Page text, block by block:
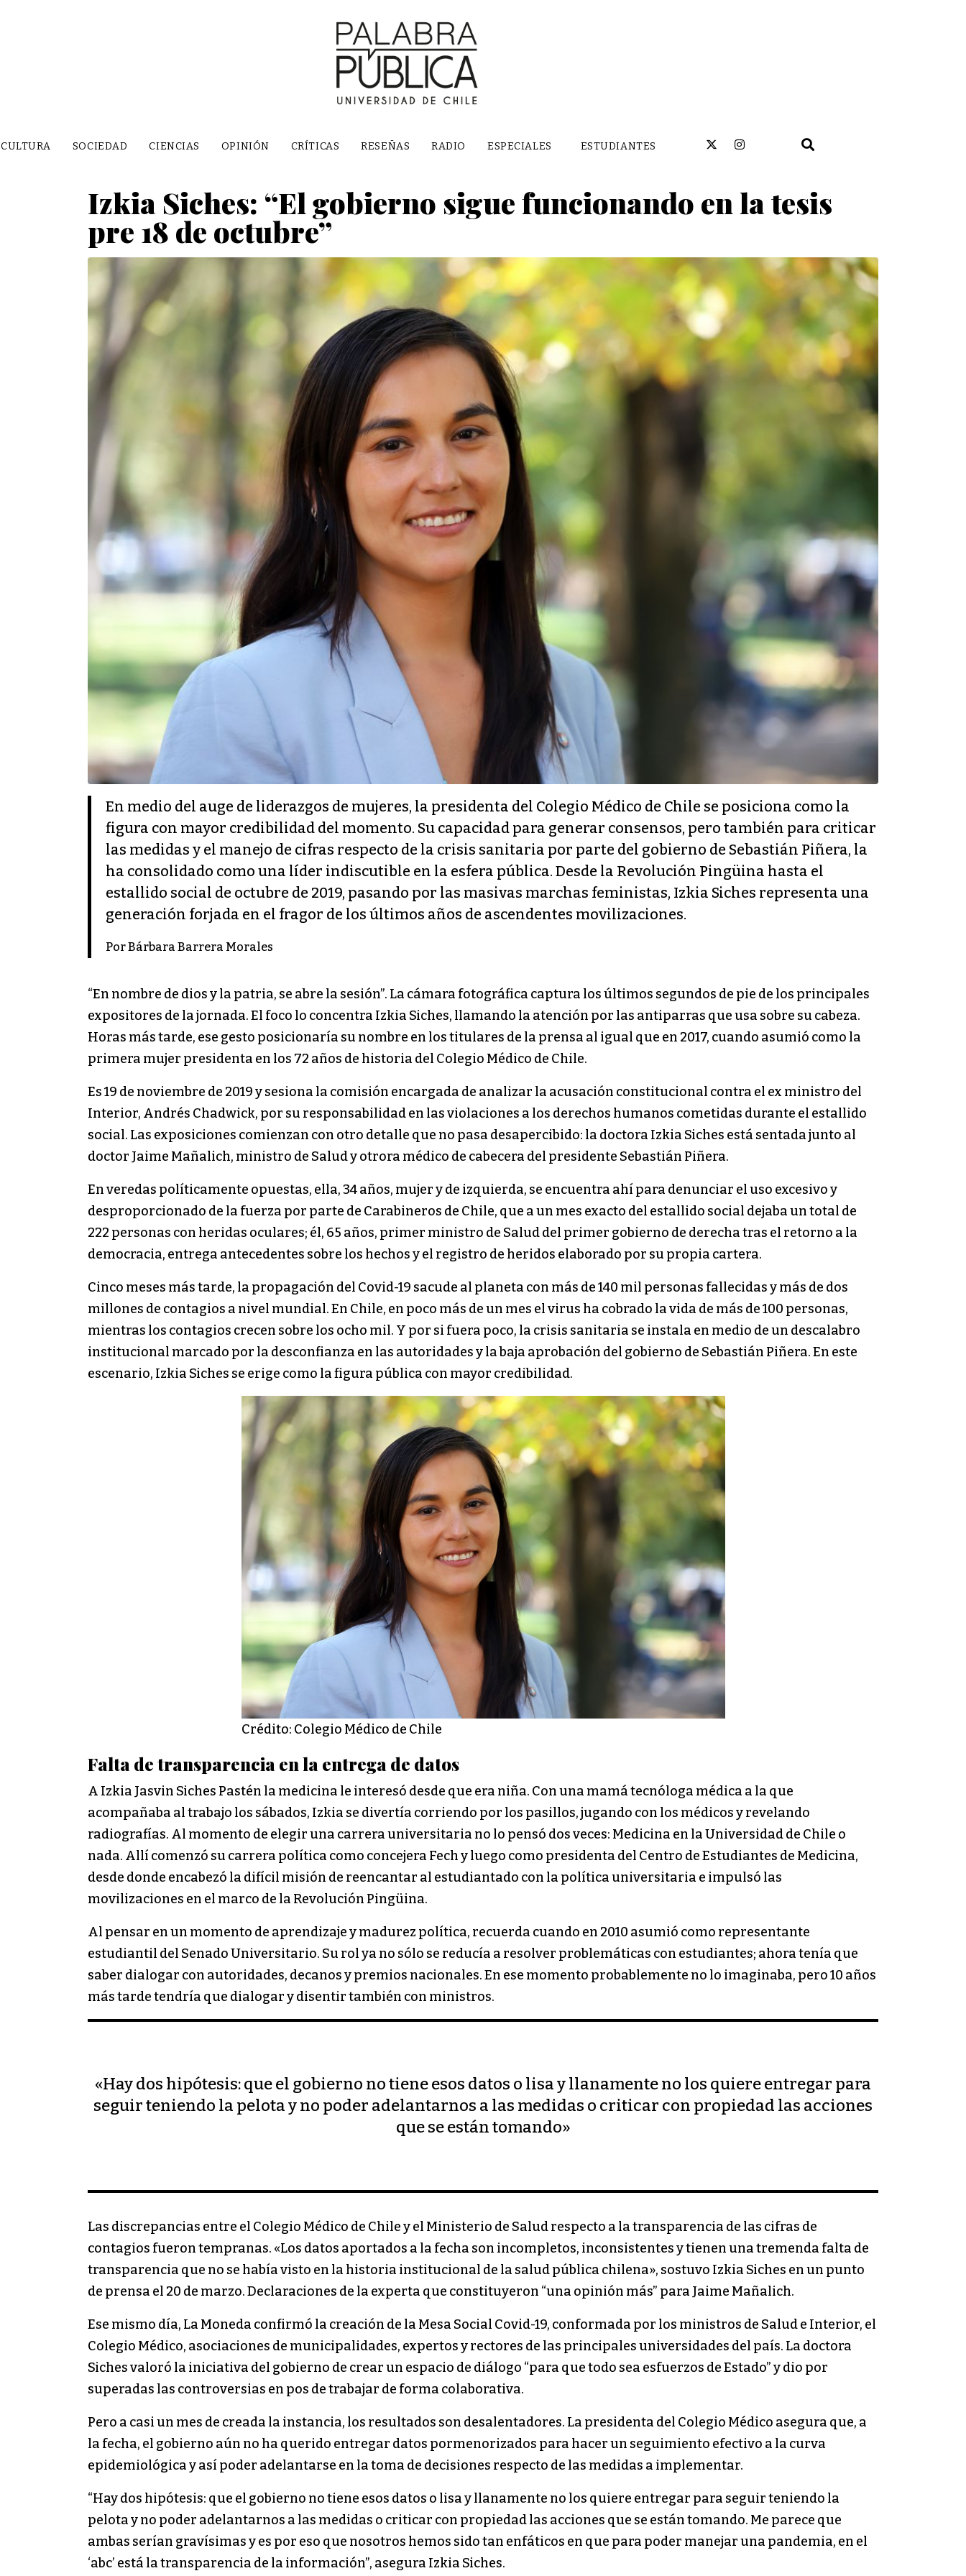
CULTURA SOCIEDAD CIENCIAS OPINIÓN CRÍTICAS RESEÑAS RADIO ESPECIALES ESTUDIANTES
Izkia Siches: “El gobierno sigue funcionando en la tesis
pre 18 de octubre”
En medio del auge de liderazgos de mujeres, la presidenta del Colegio Médico de Chile se posiciona como la
figura con mayor credibilidad del momento. Su capacidad para generar consensos, pero también para criticar
las medidas y el manejo de cifras respecto de la crisis sanitaria por parte del gobierno de Sebastián Piñera, la
ha consolidado como una líder indiscutible en la esfera pública. Desde la Revolución Pingüina hasta el
estallido social de octubre de 2019, pasando por las masivas marchas feministas, Izkia Siches representa una
generación forjada en el fragor de los últimos años de ascendentes movilizaciones.
Por Bárbara Barrera Morales
“En nombre de dios y la patria, se abre la sesión”. La cámara fotográfica captura los últimos segundos de pie de los principales
expositores de la jornada. El foco lo concentra Izkia Siches, llamando la atención por las antiparras que usa sobre su cabeza.
Horas más tarde, ese gesto posicionaría su nombre en los titulares de la prensa al igual que en 2017, cuando asumió como la
primera mujer presidenta en los 72 años de historia del Colegio Médico de Chile.
Es 19 de noviembre de 2019 y sesiona la comisión encargada de analizar la acusación constitucional contra el ex ministro del
Interior, Andrés Chadwick, por su responsabilidad en las violaciones a los derechos humanos cometidas durante el estallido
social. Las exposiciones comienzan con otro detalle que no pasa desapercibido: la doctora Izkia Siches está sentada junto al
doctor Jaime Mañalich, ministro de Salud y otrora médico de cabecera del presidente Sebastián Piñera.
En veredas políticamente opuestas, ella, 34 años, mujer y de izquierda, se encuentra ahí para denunciar el uso excesivo y
desproporcionado de la fuerza por parte de Carabineros de Chile, que a un mes exacto del estallido social dejaba un total de
222 personas con heridas oculares; él, 65 años, primer ministro de Salud del primer gobierno de derecha tras el retorno a la
democracia, entrega antecedentes sobre los hechos y el registro de heridos elaborado por su propia cartera.
Cinco meses más tarde, la propagación del Covid-19 sacude al planeta con más de 140 mil personas fallecidas y más de dos
millones de contagios a nivel mundial. En Chile, en poco más de un mes el virus ha cobrado la vida de más de 100 personas,
mientras los contagios crecen sobre los ocho mil. Y por si fuera poco, la crisis sanitaria se instala en medio de un descalabro
institucional marcado por la desconfianza en las autoridades y la baja aprobación del gobierno de Sebastián Piñera. En este
escenario, Izkia Siches se erige como la figura pública con mayor credibilidad.
Crédito: Colegio Médico de Chile
Falta de transparencia en la entrega de datos
A Izkia Jasvin Siches Pastén la medicina le interesó desde que era niña. Con una mamá tecnóloga médica a la que
acompañaba al trabajo los sábados, Izkia se divertía corriendo por los pasillos, jugando con los médicos y revelando
radiografías. Al momento de elegir una carrera universitaria no lo pensó dos veces: Medicina en la Universidad de Chile o
nada. Allí comenzó su carrera política como concejera Fech y luego como presidenta del Centro de Estudiantes de Medicina,
desde donde encabezó la difícil misión de reencantar al estudiantado con la política universitaria e impulsó las
movilizaciones en el marco de la Revolución Pingüina.
Al pensar en un momento de aprendizaje y madurez política, recuerda cuando en 2010 asumió como representante
estudiantil del Senado Universitario. Su rol ya no sólo se reducía a resolver problemáticas con estudiantes; ahora tenía que
saber dialogar con autoridades, decanos y premios nacionales. En ese momento probablemente no lo imaginaba, pero 10 años
más tarde tendría que dialogar y disentir también con ministros.
«Hay dos hipótesis: que el gobierno no tiene esos datos o lisa y llanamente no los quiere entregar para
seguir teniendo la pelota y no poder adelantarnos a las medidas o criticar con propiedad las acciones
que se están tomando»
Las discrepancias entre el Colegio Médico de Chile y el Ministerio de Salud respecto a la transparencia de las cifras de
contagios fueron tempranas. «Los datos aportados a la fecha son incompletos, inconsistentes y tienen una tremenda falta de
transparencia que no se había visto en la historia institucional de la salud pública chilena», sostuvo Izkia Siches en un punto
de prensa el 20 de marzo. Declaraciones de la experta que constituyeron “una opinión más” para Jaime Mañalich.
Ese mismo día, La Moneda confirmó la creación de la Mesa Social Covid-19, conformada por los ministros de Salud e Interior, el
Colegio Médico, asociaciones de municipalidades, expertos y rectores de las principales universidades del país. La doctora
Siches valoró la iniciativa del gobierno de crear un espacio de diálogo “para que todo sea esfuerzos de Estado” y dio por
superadas las controversias en pos de trabajar de forma colaborativa.
Pero a casi un mes de creada la instancia, los resultados son desalentadores. La presidenta del Colegio Médico asegura que, a
la fecha, el gobierno aún no ha querido entregar datos pormenorizados para hacer un seguimiento efectivo a la curva
epidemiológica y así poder adelantarse en la toma de decisiones respecto de las medidas a implementar.
“Hay dos hipótesis: que el gobierno no tiene esos datos o lisa y llanamente no los quiere entregar para seguir teniendo la
pelota y no poder adelantarnos a las medidas o criticar con propiedad las acciones que se están tomando. Me parece que
ambas serían gravísimas y es por eso que nosotros hemos sido tan enfáticos en que para poder manejar una pandemia, en el
‘abc’ está la transparencia de la información”, asegura Izkia Siches.